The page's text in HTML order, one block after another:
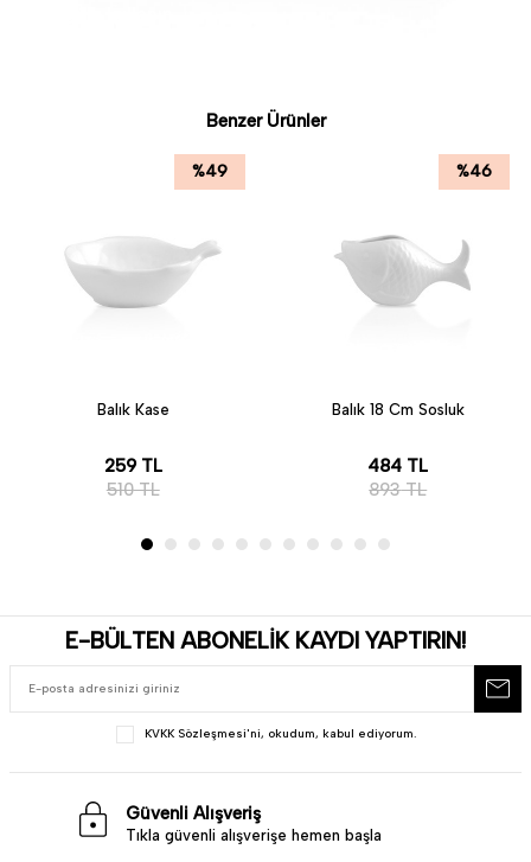
Benzer Ürünler
%49
Balık Kase
259TL
510TL
%46
Balık 18 Cm Sosluk
484 TL
893TL
E-BÜLTEN ABONELİK KAYDI YAPTIRIN!
KVKK Sözleşmesi'ni, okudum, kabul ediyorum.
Güvenli Alışveriş
Tıkla güvenli alışverişe hemen başla